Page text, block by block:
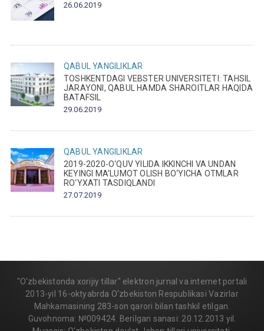
26.06.2019
QABUL
YANGILIKLAR
TOSHKENTDAGI VEBSTER UNIVERSITETI: TAHSIL
JARAYONI, QABUL HAMDA SHAROITLAR HAQIDA
BATAFSIL
29.06.2019
QABUL
YANGILIKLAR
2019-2020-O‘QUV YILIDA IKKINCHI VA UNDAN
KEYINGI MA’LUMOT OLISH BO‘YICHA OTMLAR
RO‘YXATI TASDIQLANDI
27.07.2019
"O‘zbekistonda xorijiy tillar" elektron jurnal va internet portali
2013-yil 16-oktyabrda O‘zbekiston Respublikasi Vazirlar
Mahkamasining 283-son qarori bilan tashkil etilgan.
Guvohnoma: №009424. Berilgan sanasi: 20.12.2013 yil.